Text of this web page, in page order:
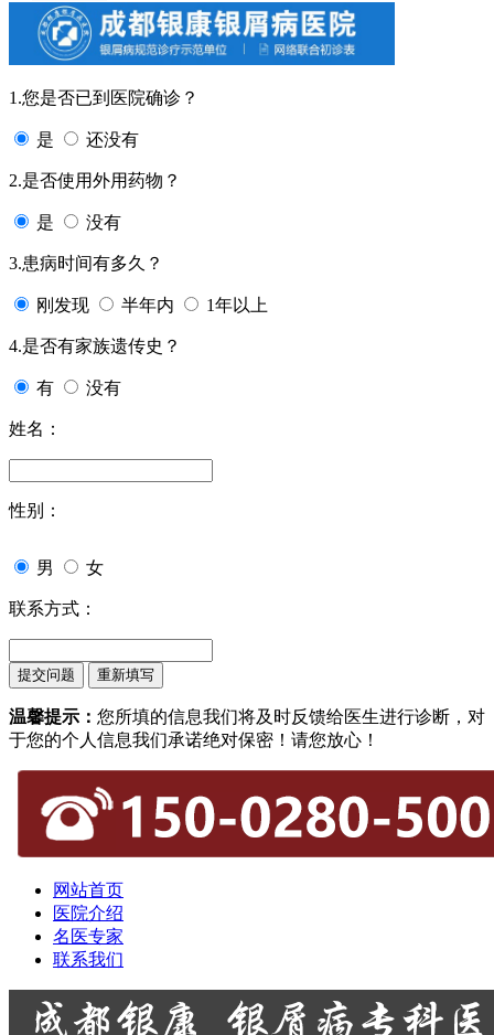
1.您是否已到医院确诊？
是 还没有
2.是否使用外用药物？
是 没有
3.患病时间有多久？
刚发现 半年内 1年以上
4.是否有家族遗传史？
有 没有
姓名：
性别：
男 女
联系方式：
温馨提示： 您所填的信息我们将及时反馈给医生进行诊断，对
于您的个人信息我们承诺绝对保密！请您放心！
网站首页
医院介绍
名医专家
联系我们